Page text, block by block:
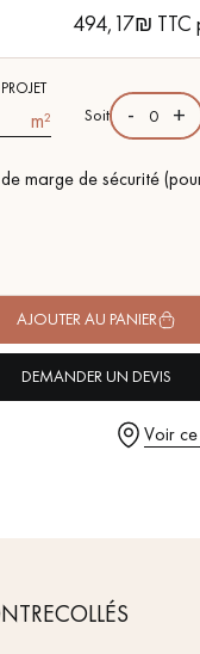
Décoplus Parquets
un rendez-vous
formats
494,17₪ TTC
m²
marge de sécurité
Soit - +
AJOUTER AU PANIER
DEMANDER UN DEVIS
Voir